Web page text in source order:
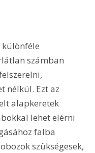
különféle
számban
nélkül. Ezt az
alapkeretek
lehet elérni
falba
szükségesek,